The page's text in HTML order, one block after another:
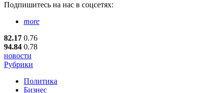
Подпишитесь на нас в соцсетях:
more
82.17 0.76
94.84 0.78
новости
Рубрики
Политика
Бизнес